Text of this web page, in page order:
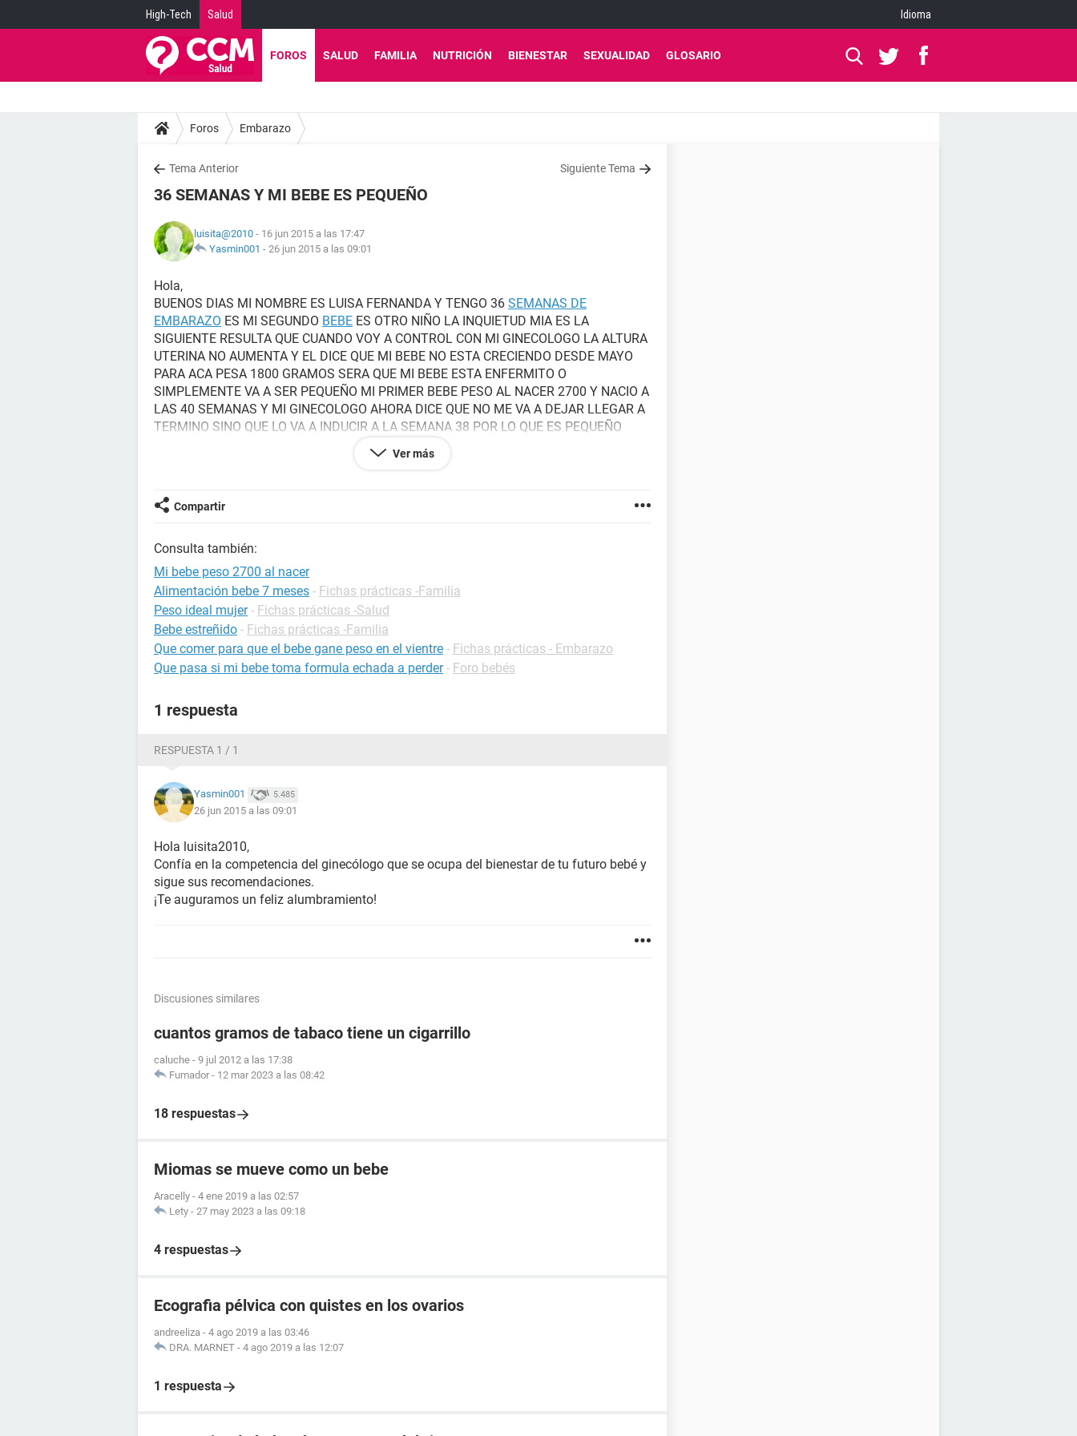
High-Tech Salud Idioma
FOROS SALUD FAMILIA NUTRICIÓN BIENESTAR SEXUALIDAD GLOSARIO
Foros Embarazo
Tema Anterior Siguiente Tema
36 SEMANAS Y MI BEBE ES PEQUEÑO
luisita@2010 - 16 jun 2015 a las 17:47
Yasmin001 - 26 jun 2015 a las 09:01
Hola,
BUENOS DIAS MI NOMBRE ES LUISA FERNANDA Y TENGO 36 SEMANAS DE
EMBARAZO ES MI SEGUNDO BEBE ES OTRO NIÑO LA INQUIETUD MIA ES LA
SIGUIENTE RESULTA QUE CUANDO VOY A CONTROL CON MI GINECOLOGO LA ALTURA
UTERINA NO AUMENTA Y EL DICE QUE MI BEBE NO ESTA CRECIENDO DESDE MAYO
PARA ACA PESA 1800 GRAMOS SERA QUE MI BEBE ESTA ENFERMITO O
SIMPLEMENTE VA A SER PEQUEÑO MI PRIMER BEBE PESO AL NACER 2700 Y NACIO A
LAS 40 SEMANAS Y MI GINECOLOGO AHORA DICE QUE NO ME VA A DEJAR LLEGAR A
TERMINO SINO QUE LO VA A INDUCIR A LA SEMANA 38 POR LO QUE ES PEQUEÑO
PEQUEÑO ENTONCES UNO ME TRANQUILISA Y OTRO ME PONE NERVIOSA QUE
GRACIAS
Ver más
Compartir
Consulta también:
Mi bebe peso 2700 al nacer
Alimentación bebe 7 meses - Fichas prácticas -Familia
Peso ideal mujer - Fichas prácticas -Salud
Bebe estreñido - Fichas prácticas -Familia
Que comer para que el bebe gane peso en el vientre - Fichas prácticas - Embarazo
Que pasa si mi bebe toma formula echada a perder - Foro bebés
1 respuesta
RESPUESTA 1 / 1
Yasmin001 5.485
26 jun 2015 a las 09:01
Hola luisita2010,
Confía en la competencia del ginecólogo que se ocupa del bienestar de tu futuro bebé y
sigue sus recomendaciones.
¡Te auguramos un feliz alumbramiento!
Discusiones similares
cuantos gramos de tabaco tiene un cigarrillo
caluche - 9 jul 2012 a las 17:38
Fumador - 12 mar 2023 a las 08:42
18 respuestas
Miomas se mueve como un bebe
Aracelly - 4 ene 2019 a las 02:57
Lety - 27 may 2023 a las 09:18
4 respuestas
Ecografia pélvica con quistes en los ovarios
andreeliza - 4 ago 2019 a las 03:46
DRA. MARNET - 4 ago 2019 a las 12:07
1 respuesta